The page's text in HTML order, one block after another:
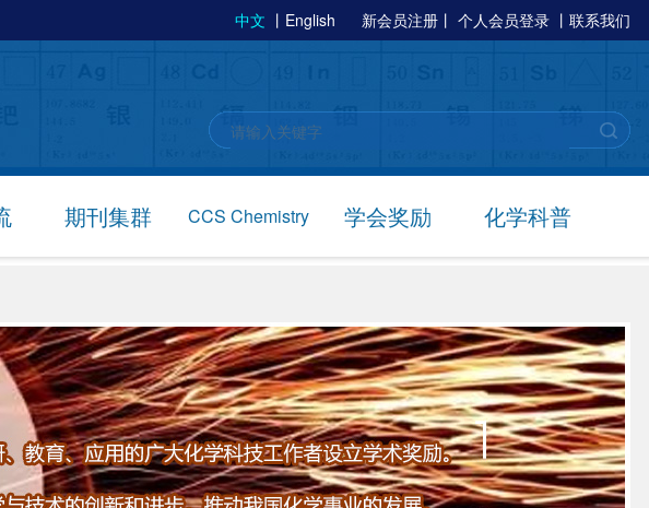
中文 丨 English 新会员注册 丨 个人会员登录 丨 联系我们
期刊集群 CCS Chemistry 学会奖励 化学科普